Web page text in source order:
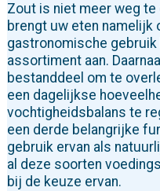
Zout is niet meer weg
brengt uw eten namelijk
gastronomische
assortiment aan.
bestanddeel om te
een dagelijkse
vochtigheidsbalans te
een derde belangrijke
gebruik ervan als
al deze soorten
bij de keuze ervan.